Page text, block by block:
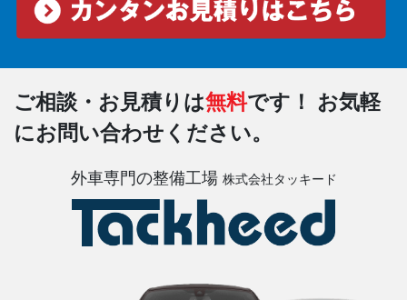
ご相談・お見積りは無料です！
お気軽
にお問い合わせください。
外車専門の整備工場 株式会社タッキード